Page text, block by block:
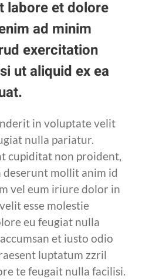
labore et dolore
ad minim
exercitation
ut aliquid ex ea
in voluptate velit
nulla pariatur.
cupiditat non proident,
mollit anim id
vel eum iriure dolor in
esse molestie
eu feugiat nulla
et iusto odio
luptatum zzril
te feugait nulla facilisi.